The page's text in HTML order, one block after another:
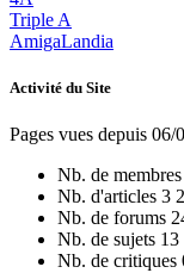
Triple A
AmigaLandia
Activité du Site
Pages vues depuis
Nb. de membres
Nb. d'articles 3
Nb. de forums
Nb. de sujets 13
Nb. de critiques